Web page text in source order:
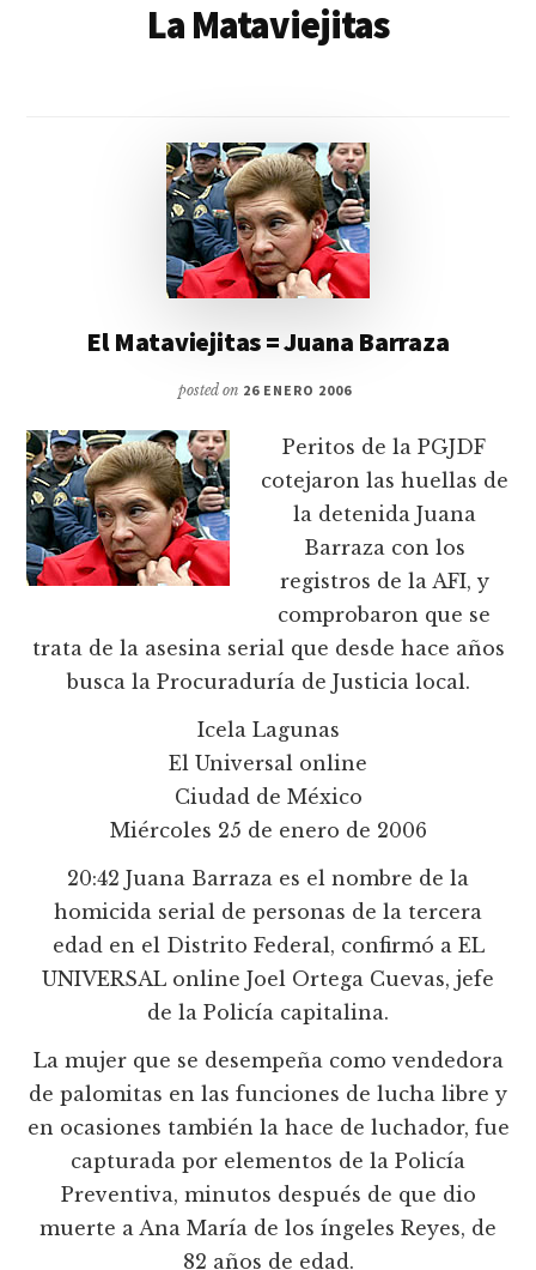
La Mataviejitas
El Mataviejitas = Juana Barraza
posted on 26 ENERO 2006
Peritos de la PGJDF
cotejaron las huellas de
la detenida Juana
Barraza con los
registros de la AFI, y
comprobaron que se
trata de la asesina serial que desde hace años
busca la Procuradurí­a de Justicia local.
Icela Lagunas
El Universal online
Ciudad de México
Miércoles 25 de enero de 2006
20:42 Juana Barraza es el nombre de la
homicida serial de personas de la tercera
edad en el Distrito Federal, confirmó a EL
UNIVERSAL online Joel Ortega Cuevas, jefe
de la Policí­a capitalina.
La mujer que se desempeña como vendedora
de palomitas en las funciones de lucha libre y
en ocasiones también la hace de luchador, fue
capturada por elementos de la Policí­a
Preventiva, minutos después de que dio
muerte a Ana Marí­a de los íngeles Reyes, de
82 años de edad.